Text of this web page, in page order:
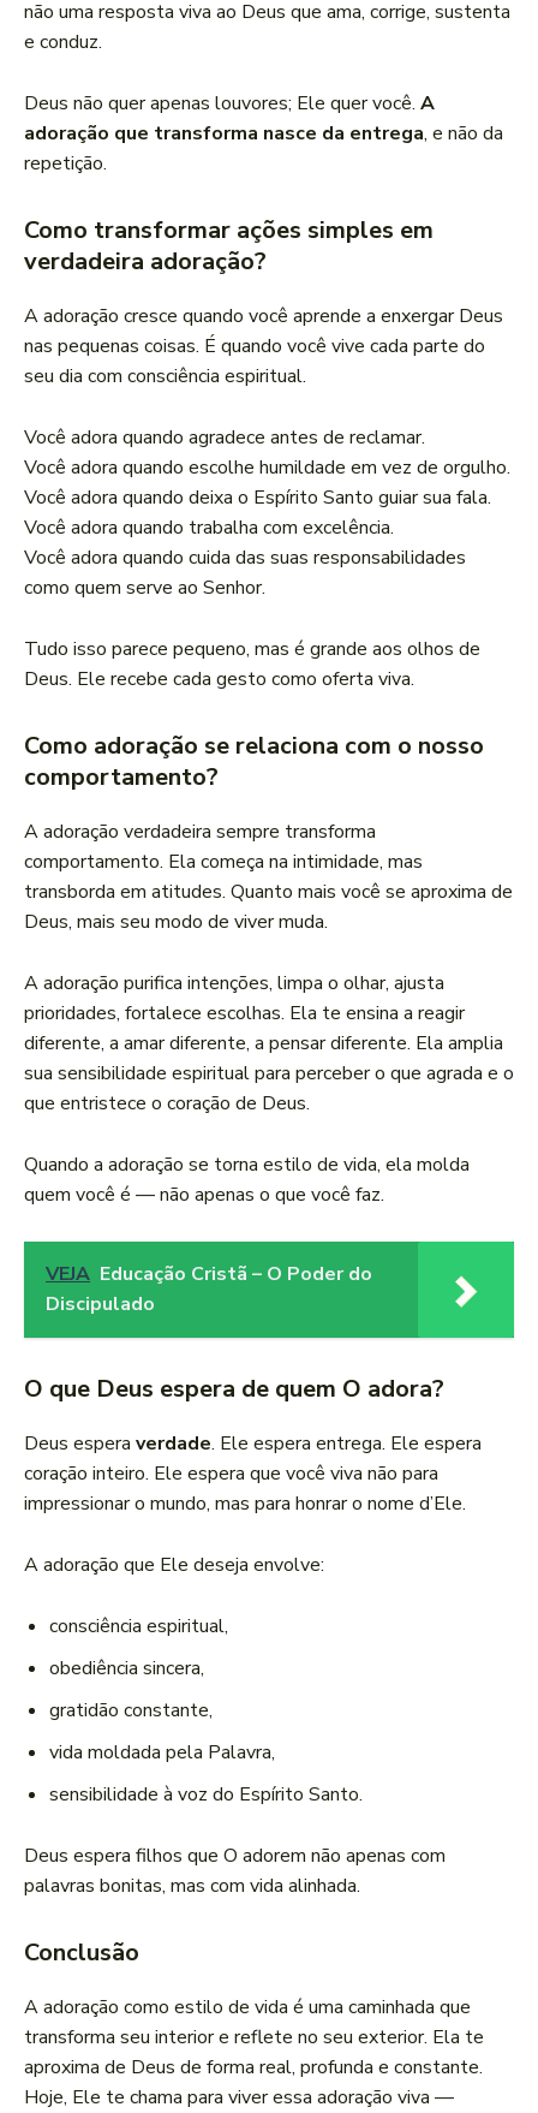
não uma resposta viva ao Deus que ama, corrige, sustenta
e conduz.
Deus não quer apenas louvores; Ele quer você. A
adoração que transforma nasce da entrega, e não da
repetição.
Como transformar ações simples em
verdadeira adoração?
A adoração cresce quando você aprende a enxergar Deus
nas pequenas coisas. É quando você vive cada parte do
seu dia com consciência espiritual.
Você adora quando agradece antes de reclamar.
Você adora quando escolhe humildade em vez de orgulho.
Você adora quando deixa o Espírito Santo guiar sua fala.
Você adora quando trabalha com excelência.
Você adora quando cuida das suas responsabilidades
como quem serve ao Senhor.
Tudo isso parece pequeno, mas é grande aos olhos de
Deus. Ele recebe cada gesto como oferta viva.
Como adoração se relaciona com o nosso
comportamento?
A adoração verdadeira sempre transforma
comportamento. Ela começa na intimidade, mas
transborda em atitudes. Quanto mais você se aproxima de
Deus, mais seu modo de viver muda.
A adoração purifica intenções, limpa o olhar, ajusta
prioridades, fortalece escolhas. Ela te ensina a reagir
diferente, a amar diferente, a pensar diferente. Ela amplia
sua sensibilidade espiritual para perceber o que agrada e o
que entristece o coração de Deus.
Quando a adoração se torna estilo de vida, ela molda
quem você é — não apenas o que você faz.
VEJA Educação Cristã – O Poder do
Discipulado
O que Deus espera de quem O adora?
Deus espera verdade. Ele espera entrega. Ele espera
coração inteiro. Ele espera que você viva não para
impressionar o mundo, mas para honrar o nome d’Ele.
A adoração que Ele deseja envolve:
consciência espiritual,
obediência sincera,
gratidão constante,
vida moldada pela Palavra,
sensibilidade à voz do Espírito Santo.
Deus espera filhos que O adorem não apenas com
palavras bonitas, mas com vida alinhada.
Conclusão
A adoração como estilo de vida é uma caminhada que
transforma seu interior e reflete no seu exterior. Ela te
aproxima de Deus de forma real, profunda e constante.
Hoje, Ele te chama para viver essa adoração viva —